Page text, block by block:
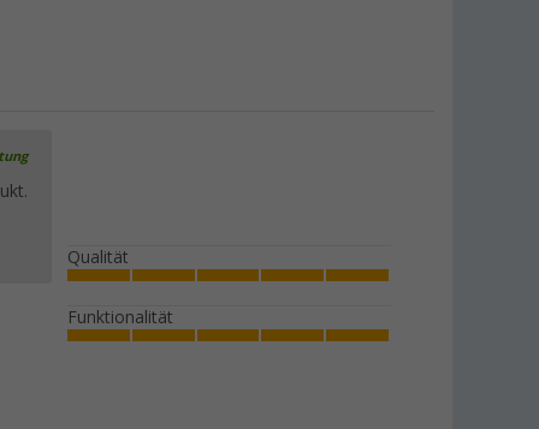
Qualität
Funktionalität